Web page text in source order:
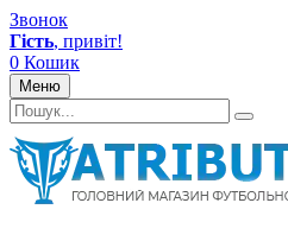
Звонок
Гість, привіт!
0 Кошик
Меню